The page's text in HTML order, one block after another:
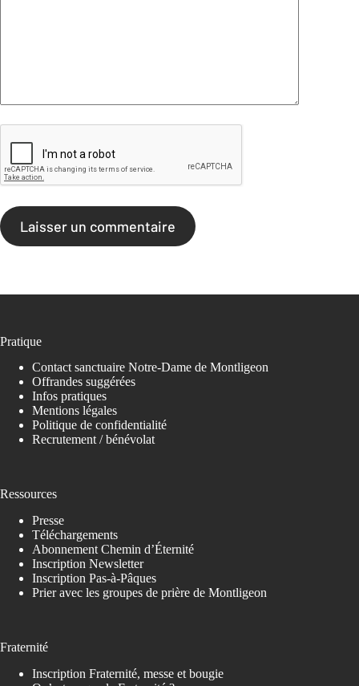
Laisser un commentaire
Pratique
Contact sanctuaire Notre-Dame de Montligeon
Offrandes suggérées
Infos pratiques
Mentions légales
Politique de confidentialité
Recrutement / bénévolat
Ressources
Presse
Téléchargements
Abonnement Chemin d’Éternité
Inscription Newsletter
Inscription Pas-à-Pâques
Prier avec les groupes de prière de Montligeon
Fraternité
Inscription Fraternité, messe et bougie